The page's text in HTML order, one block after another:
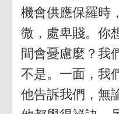
機會供應保羅時
微，處卑賤。你
間會憂慮麼？我
不是。一面，我
他告訴我們，無